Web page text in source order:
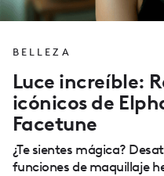
BELLEZA
Luce increíble:
icónicos de
Facetune
¿Te sientes mágica?
funciones de maquillaje